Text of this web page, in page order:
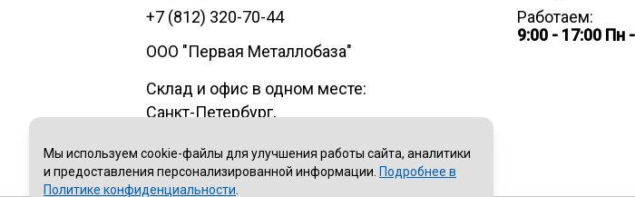
+7 (812) 320-70-44
ООО "Первая Металлобаза"
Склад и офис в одном месте:
Санкт-Петербург,
литер В, помещение 1Н
Работаем:
9:00 - 17:00 Пн
Мы используем cookie-файлы для улучшения работы сайта, аналитики
и предоставления персонализированной информации. Подробнее в
Политике конфиденциальности